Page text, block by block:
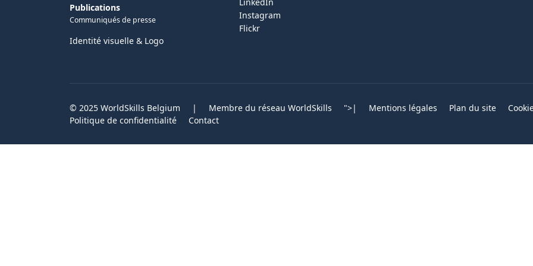
Publications
Communiqués de presse
Identité visuelle & Logo
Instagram
Flickr
© 2025 WorldSkills Belgium | Membre du réseau WorldSkills ">| Mentions légales Plan du site
Politique de confidentialité
Contact